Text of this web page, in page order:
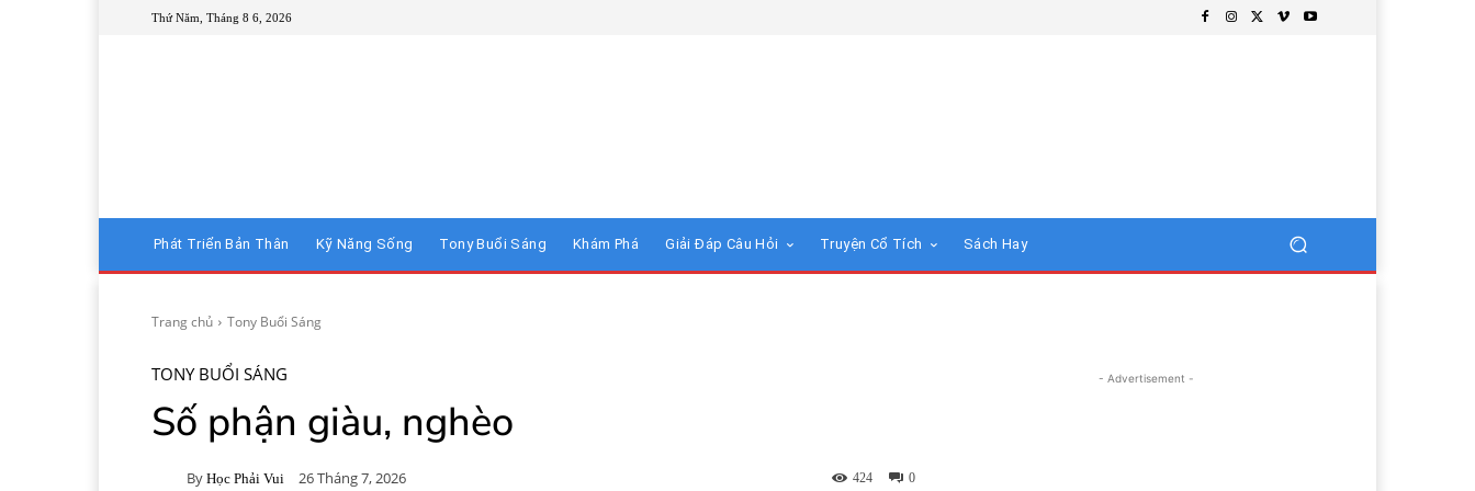
Thứ Năm, Tháng 8 6, 2026
Phát Triển Bản Thân Kỹ Năng Sống Tony Buổi Sáng Khám Phá Giải Đáp Câu Hỏi Truyện Cổ Tích Sách Hay
Trang chủ Tony Buổi Sáng
TONY BUỔI SÁNG
Số phận giàu, nghèo
By Học Phải Vui 26 Tháng 7, 2026 0
424
- Advertisement -